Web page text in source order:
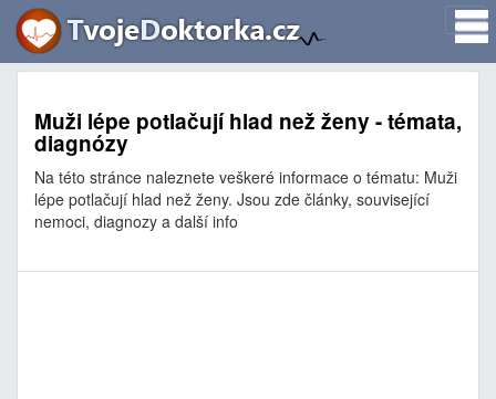
Muži lépe potlačují hlad než ženy - témata,
diagnózy
Na této stránce naleznete veškeré informace o tématu: Muži
lépe potlačují hlad než ženy. Jsou zde články, související
nemoci, diagnozy a další info